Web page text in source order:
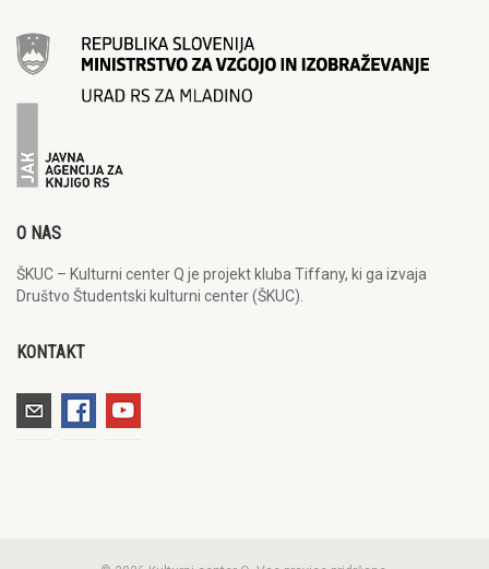
O NAS
ŠKUC – Kulturni center Q je projekt kluba Tiffany, ki ga izvaja
Društvo Študentski kulturni center (ŠKUC).
KONTAKT